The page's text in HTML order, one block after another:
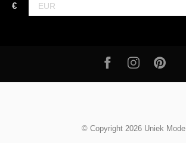
€
© Copyright 2026 Uniek Mode